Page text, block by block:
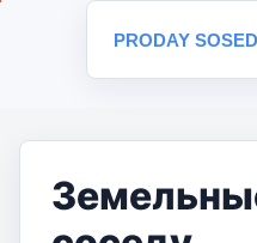
PRODAY